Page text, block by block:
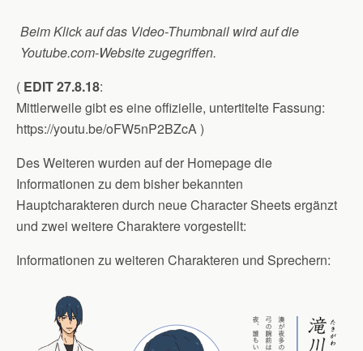
Beim Klick auf das Video-Thumbnail wird auf die
Youtube.com-Website zugegriffen.
( EDIT 27.8.18:
Mittlerweile gibt es eine offizielle, untertitelte Fassung:
https://youtu.be/oFW5nP2BZcA )
Des Weiteren wurden auf der Homepage die
Informationen zu dem bisher bekannten
Hauptcharakteren durch neue Character Sheets ergänzt
und zwei weitere Charaktere vorgestellt:
Informationen zu weiteren Charakteren und Sprechern: